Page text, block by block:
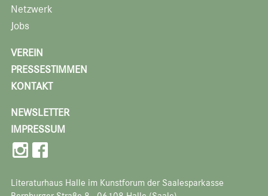
Netzwerk
Jobs
VEREIN
PRESSESTIMMEN
KONTAKT
NEWSLETTER
IMPRESSUM
Literaturhaus Halle im Kunstforum der Saalesparkasse